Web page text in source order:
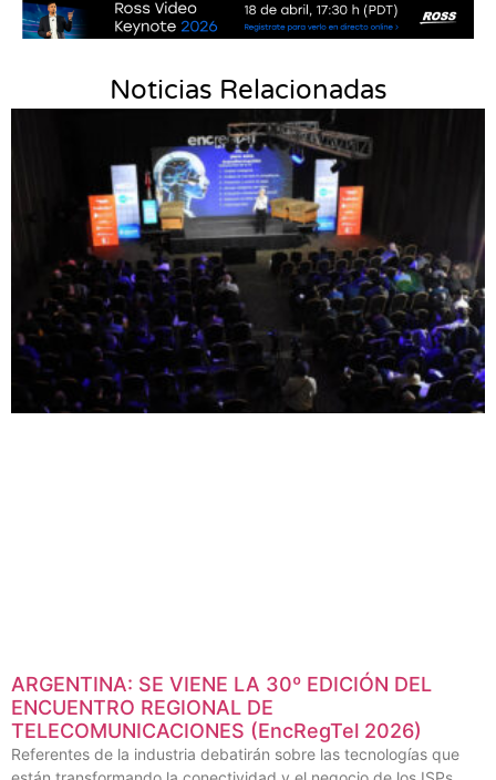
Noticias Relacionadas
ARGENTINA: SE VIENE LA 30º EDICIÓN DEL
ENCUENTRO REGIONAL DE
TELECOMUNICACIONES (EncRegTel 2026)
Referentes de la industria debatirán sobre las tecnologías que